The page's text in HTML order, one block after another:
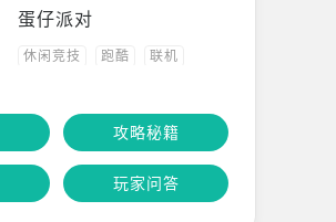
蛋仔派对
休闲竞技 跑酷 联机
聚会
攻略秘籍
玩家问答